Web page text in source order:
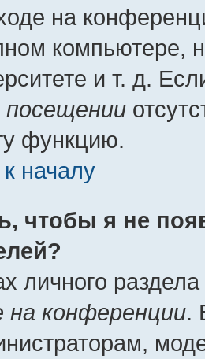
на
компьютере,
и т. д.
посещении
функцию.
началу
чтобы я не
личного
на конференции.